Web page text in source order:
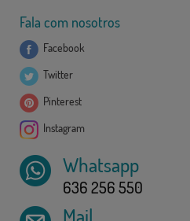
Fala com nosotros
Facebook
Twitter
Pinterest
Instagram
Whatsapp
636 256 550
Mail